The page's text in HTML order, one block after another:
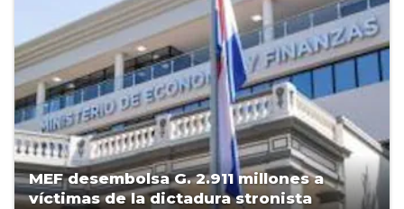
MEF desembolsa G. 2.911 millones a
víctimas de la dictadura stronista